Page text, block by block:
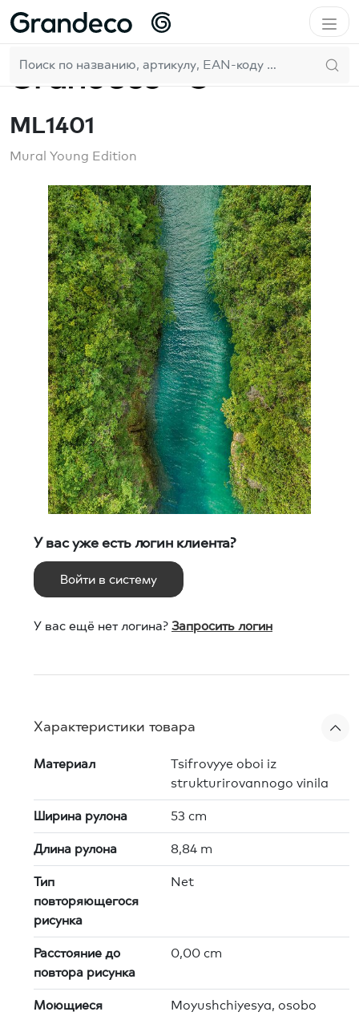
Домой Mural Young Edition
ML1401
Mural Young Edition
У вас уже есть логин клиента?
Войти в систему
У вас ещё нет логина? Запросить логин
Характеристики товара
Материал
Tsifrovyye oboi iz
strukturirovannogo vinila
Ширина рулона 53 cm
Длина рулона 8,84 m
Тип
повторяющегося
рисунка
Net
Расстояние до
повтора рисунка
0,00 cm
Моющиеся
Moyushchiyesya, osobo